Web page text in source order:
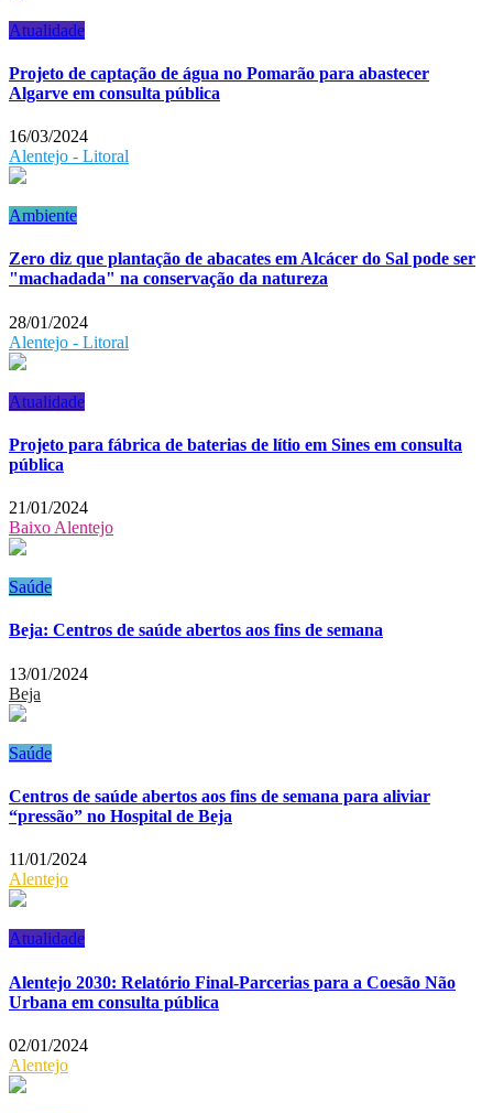
Atualidade
Projeto de captação de água no Pomarão para abastecer
Algarve em consulta pública
16/03/2024
Alentejo - Litoral
Ambiente
Zero diz que plantação de abacates em Alcácer do Sal pode ser
"machadada" na conservação da natureza
28/01/2024
Alentejo - Litoral
Atualidade
Projeto para fábrica de baterias de lítio em Sines em consulta
pública
21/01/2024
Baixo Alentejo
Saúde
Beja: Centros de saúde abertos aos fins de semana
13/01/2024
Beja
Saúde
Centros de saúde abertos aos fins de semana para aliviar
“pressão” no Hospital de Beja
11/01/2024
Alentejo
Atualidade
Alentejo 2030: Relatório Final-Parcerias para a Coesão Não
Urbana em consulta pública
02/01/2024
Alentejo